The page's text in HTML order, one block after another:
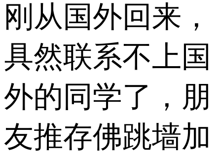
刚从国外回来，
具然联系不上国
外的同学了，朋
友推存佛跳墙加